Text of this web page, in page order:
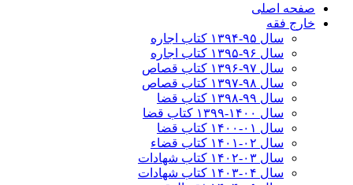
صفحه اصلی
خارج فقه
سال ۹۵-۱۳۹۴ کتاب اجاره
سال ۹۶-۱۳۹۵ کتاب اجاره
سال ۹۷-۱۳۹۶ کتاب قصاص
سال ۹۸-۱۳۹۷ کتاب قصاص
سال ۹۹-۱۳۹۸‍ کتاب قضا
سال ۱۴۰۰-۱۳۹۹ کتاب قضا
سال ۰۱-۱۴۰۰ کتاب قضا
سال ۰۲-۱۴۰۱ کتاب قضاء
سال ۰۳-۱۴۰۲ کتاب شهادات
سال ۰۴-۱۴۰۳ کتاب شهادات